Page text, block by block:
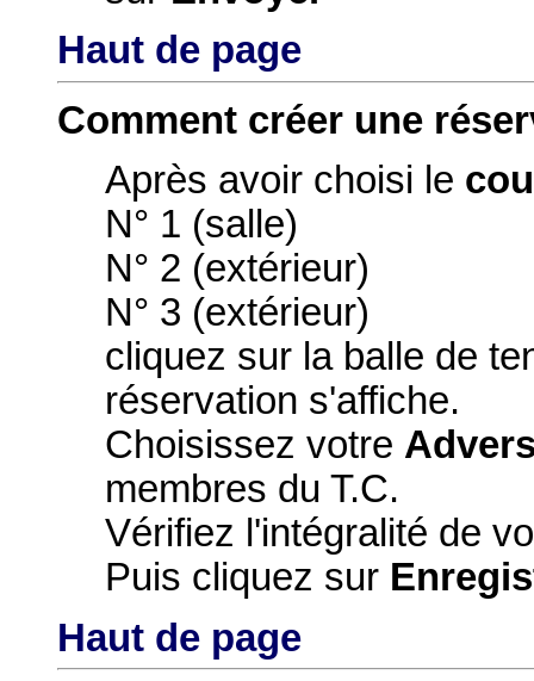
Haut de page
Comment créer une
Après avoir choisi le
N° 1 (salle)
N° 2 (extérieur)
N° 3 (extérieur)
cliquez sur la balle de
réservation s'affiche.
Choisissez votre
membres du T.C.
Vérifiez l'intégralité de
Puis cliquez sur
Haut de page